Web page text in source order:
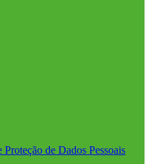
de Dados Pessoais